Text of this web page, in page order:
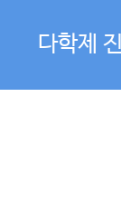
다학제